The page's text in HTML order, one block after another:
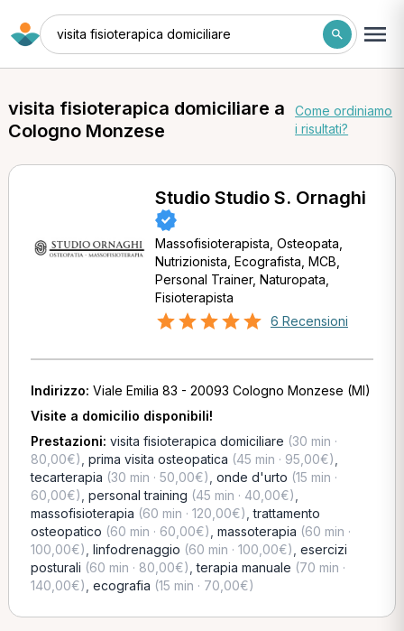
visita fisioterapica domiciliare
visita fisioterapica domiciliare a
Cologno Monzese
Come ordiniamo
i risultati?
Studio Studio S. Ornaghi
Massofisioterapista, Osteopata,
Nutrizionista, Ecografista, MCB,
Personal Trainer, Naturopata,
Fisioterapista
6 Recensioni
Indirizzo: Viale Emilia 83 - 20093 Cologno Monzese (MI)
Visite a domicilio disponibili!
Prestazioni: visita fisioterapica domiciliare (30 min ·
80,00€) prima visita osteopatica (45 min · 95,00€)
tecarterapia (30 min · 50,00€) onde d'urto (15 min ·
60,00€) personal training (45 min · 40,00€)
massofisioterapia (60 min · 120,00€) ,trattamento
osteopatico (60 min · 60,00€) massoterapia (60 min ·
100,00€) linfodrenaggio (60 min · 100,00€) esercizi
posturali (60 min · 80,00€) ,terapia manuale (70 min ·
140,00€) ecografia (15 min · 70,00€)